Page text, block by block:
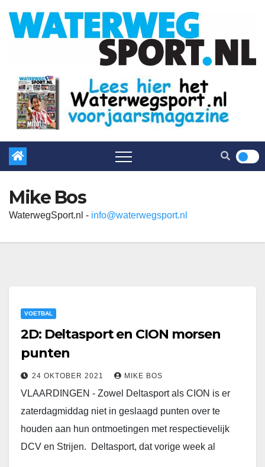
Mike Bos
WaterwegSport.nl - info@waterwegsport.nl
VOETBAL
2D: Deltasport en CION morsen
punten
24 OKTOBER 2021 MIKE BOS
VLAARDINGEN - Zowel Deltasport als CION is er
zaterdagmiddag niet in geslaagd punten over te
houden aan hun ontmoetingen met respectievelijk
DCV en Strijen. Deltasport, dat vorige week al